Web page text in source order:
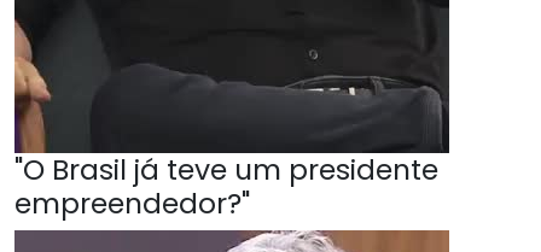
"O Brasil já teve um presidente
empreendedor?"